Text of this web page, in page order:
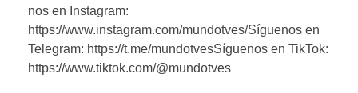
nos en Instagram:
https://www.instagram.com/mundotves/Síguenos en
Telegram: https://t.me/mundotvesSíguenos en TikTok:
https://www.tiktok.com/@mundotves